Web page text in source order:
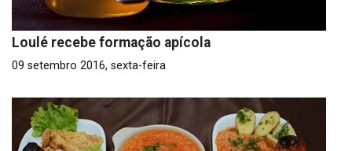
Loulé recebe formação apícola
09 setembro 2016, sexta-feira